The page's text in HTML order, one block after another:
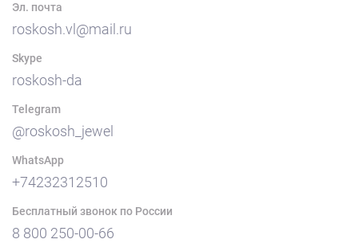
Эл. почта
roskosh.vl@mail.ru
Skype
roskosh-da
Telegram
@roskosh_jewel
WhatsApp
+74232312510
Бесплатный звонок по России
8 800 250-00-66